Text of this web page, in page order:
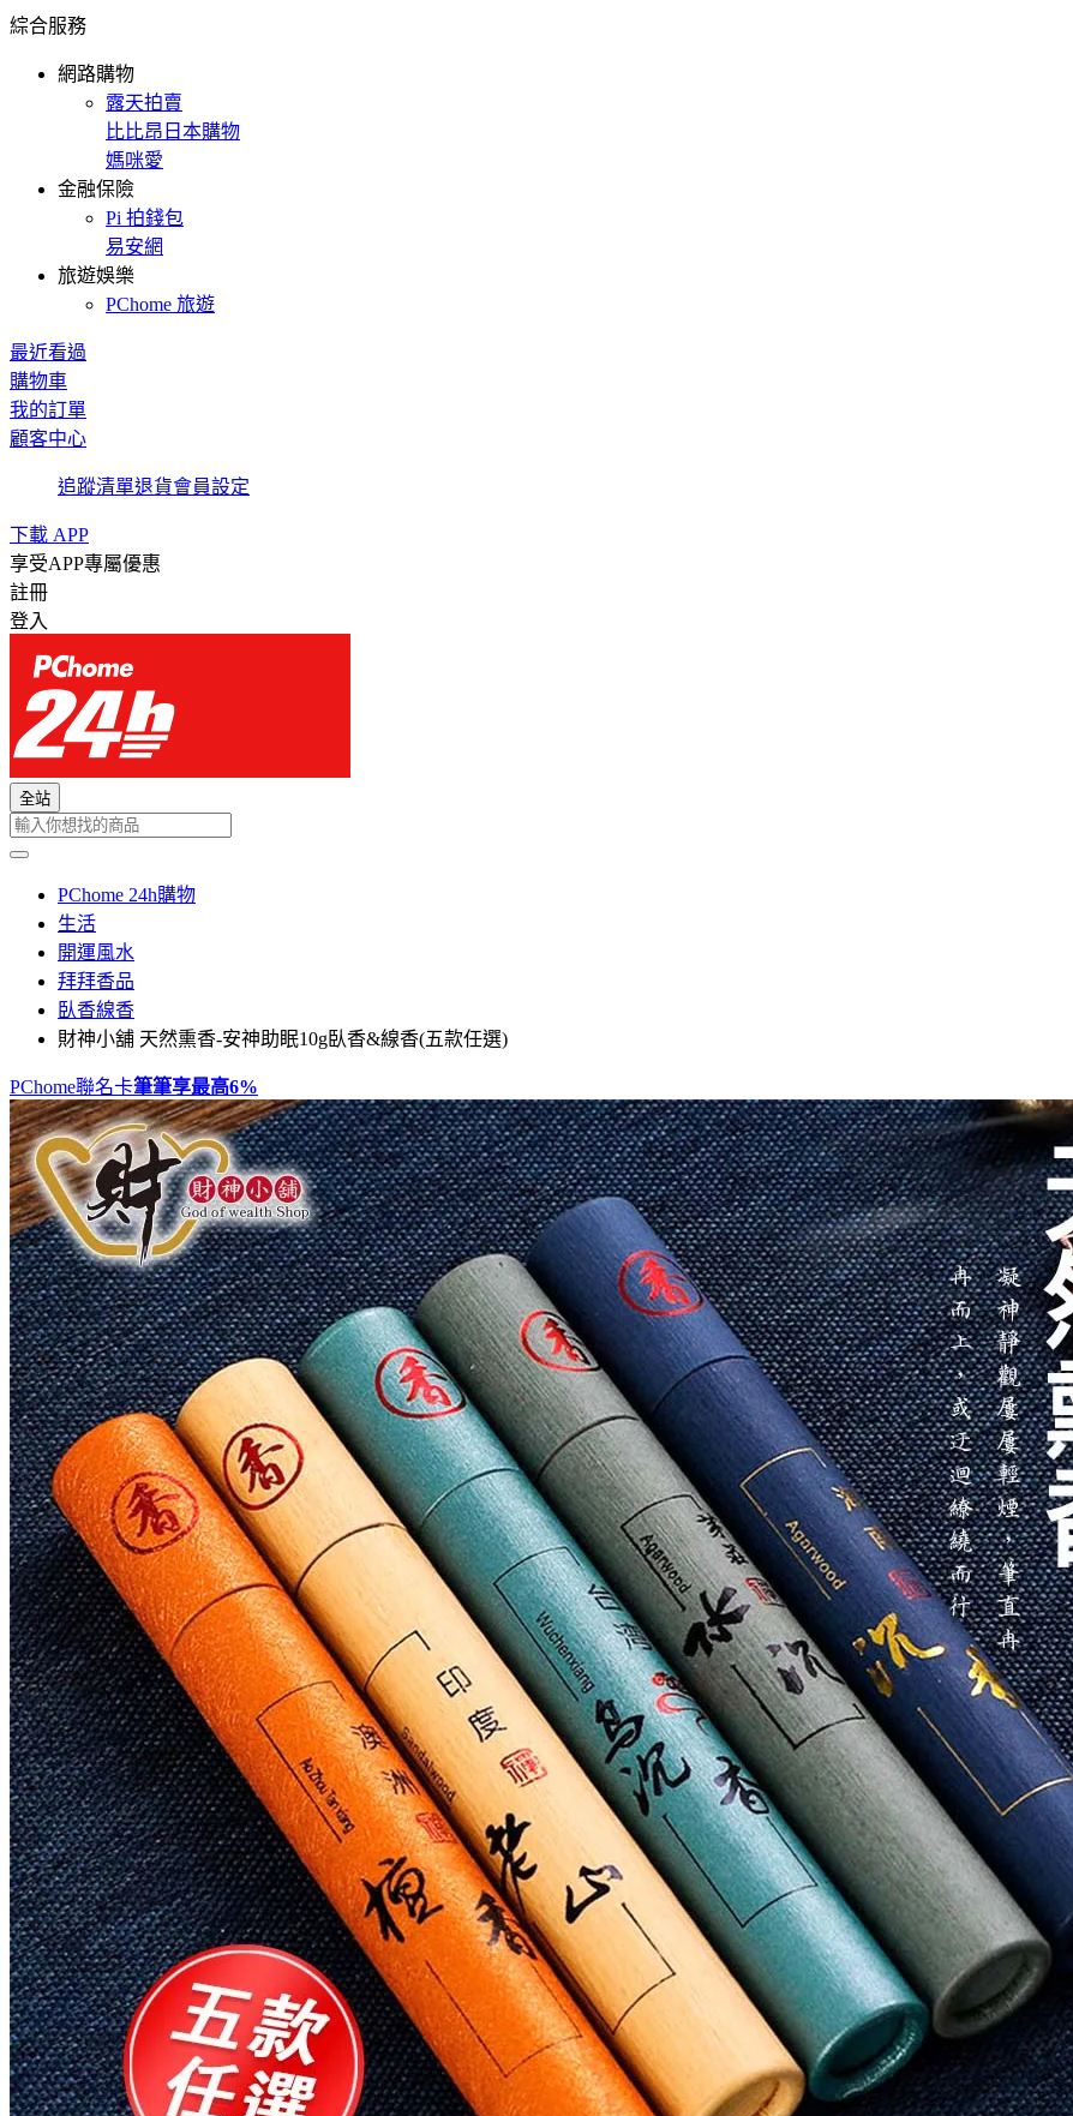
綜合服務
網路購物
露天拍賣
比比昂日本購物
媽咪愛
金融保險
Pi 拍錢包
易安網
旅遊娛樂
PChome 旅遊
最近看過
購物車
我的訂單
顧客中心
追蹤清單退貨會員設定
下載 APP
享受APP專屬優惠
註冊
登入
全站
PChome 24h購物
生活
開運風水
拜拜香品
臥香線香
財神小舖 天然熏香-安神助眠10g臥香&線香(五款任選)
PChome聯名卡筆筆享最高6%